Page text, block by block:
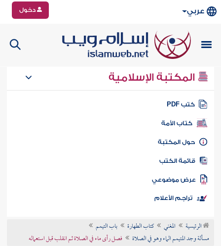
عربي دخول
المكتبة الإسلامية
كتب PDF
كتاب الأمة
المكتبة
الكتب
موضوعي
تراجم الأعلام
الرئيسية المغني كتاب الطهارة
باب التيمم
مسألة وجد المتيمم الماء وهو في الصلاة
فصل رأى ماء في الصلاة ثم انقلب قبل استعماله